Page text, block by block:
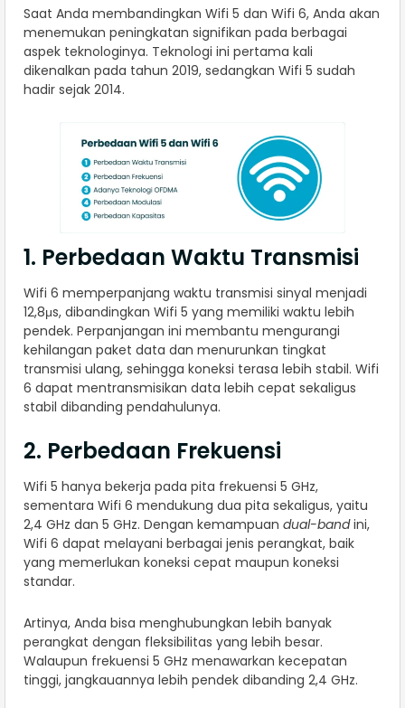
Saat Anda membandingkan Wifi 5 dan Wifi 6, Anda akan
menemukan peningkatan signifikan pada berbagai
aspek teknologinya. Teknologi ini pertama kali
dikenalkan pada tahun 2019, sedangkan Wifi 5 sudah
hadir sejak 2014.
1. Perbedaan Waktu Transmisi
Wifi 6 memperpanjang waktu transmisi sinyal menjadi
12,8μs, dibandingkan Wifi 5 yang memiliki waktu lebih
pendek. Perpanjangan ini membantu mengurangi
kehilangan paket data dan menurunkan tingkat
transmisi ulang, sehingga koneksi terasa lebih stabil. Wifi
6 dapat mentransmisikan data lebih cepat sekaligus
stabil dibanding pendahulunya.
2. Perbedaan Frekuensi
Wifi 5 hanya bekerja pada pita frekuensi 5 GHz,
sementara Wifi 6 mendukung dua pita sekaligus, yaitu
2,4 GHz dan 5 GHz. Dengan kemampuan dual-bandini,
Wifi 6 dapat melayani berbagai jenis perangkat, baik
yang memerlukan koneksi cepat maupun koneksi
standar.
Artinya, Anda bisa menghubungkan lebih banyak
perangkat dengan fleksibilitas yang lebih besar.
Walaupun frekuensi 5 GHz menawarkan kecepatan
tinggi, jangkauannya lebih pendek dibanding 2,4 GHz.